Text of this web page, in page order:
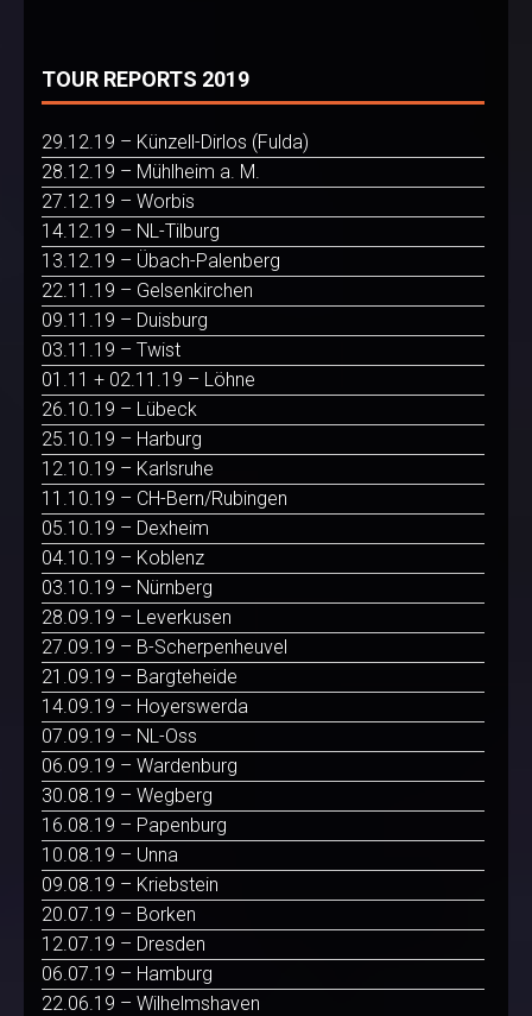
TOUR REPORTS 2019
29.12.19 – Künzell-Dirlos (Fulda)
28.12.19 – Mühlheim a. M.
27.12.19 – Worbis
14.12.19 – NL-Tilburg
13.12.19 – Übach-Palenberg
22.11.19 – Gelsenkirchen
09.11.19 – Duisburg
03.11.19 – Twist
01.11 + 02.11.19 – Löhne
26.10.19 – Lübeck
25.10.19 – Harburg
12.10.19 – Karlsruhe
11.10.19 – CH-Bern/Rubingen
05.10.19 – Dexheim
04.10.19 – Koblenz
03.10.19 – Nürnberg
28.09.19 – Leverkusen
27.09.19 – B-Scherpenheuvel
21.09.19 – Bargteheide
14.09.19 – Hoyerswerda
07.09.19 – NL-Oss
06.09.19 – Wardenburg
30.08.19 – Wegberg
16.08.19 – Papenburg
10.08.19 – Unna
09.08.19 – Kriebstein
20.07.19 – Borken
12.07.19 – Dresden
06.07.19 – Hamburg
22.06.19 – Wilhelmshaven